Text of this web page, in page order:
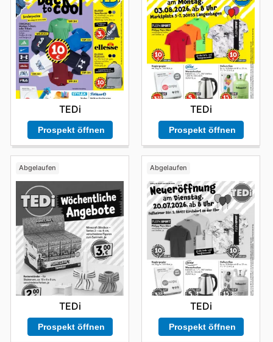
TEDi
Prospekt öffnen
TEDi
Prospekt öffnen
Abgelaufen
TEDi
Prospekt öffnen
Abgelaufen
TEDi
Prospekt öffnen